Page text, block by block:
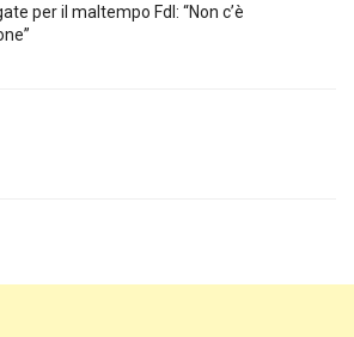
per il maltempo FdI: “Non c’è